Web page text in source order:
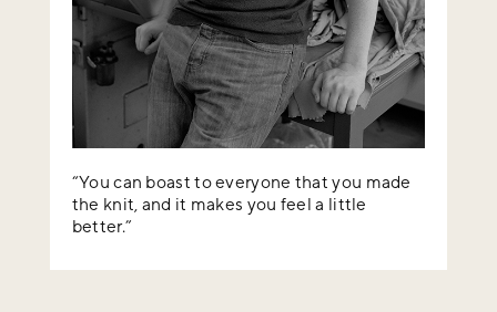
“You can boast to everyone that you made
the knit, and it makes you feel a little
better.”